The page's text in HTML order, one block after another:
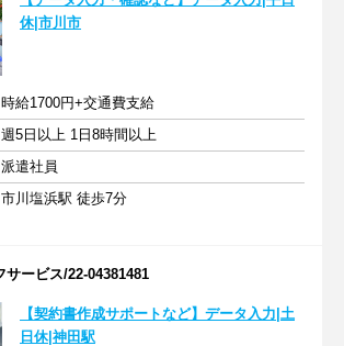
休|市川市
時給1700円+交通費支給
週5日以上 1日8時間以上
派遣社員
市川塩浜駅 徒歩7分
サービス/22-04381481
【契約書作成サポートなど】データ入力|土
日休|神田駅